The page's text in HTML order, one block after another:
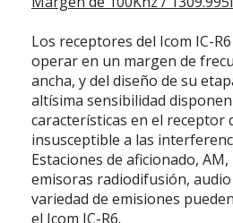
Los receptores del Icom IC-R6
operar en un margen de
ancha, y del diseño de su
altísima sensibilidad
características en el receptor
insusceptible a las
Estaciones de aficionado,
emisoras radiodifusión,
variedad de emisiones
el Icom IC-R6.